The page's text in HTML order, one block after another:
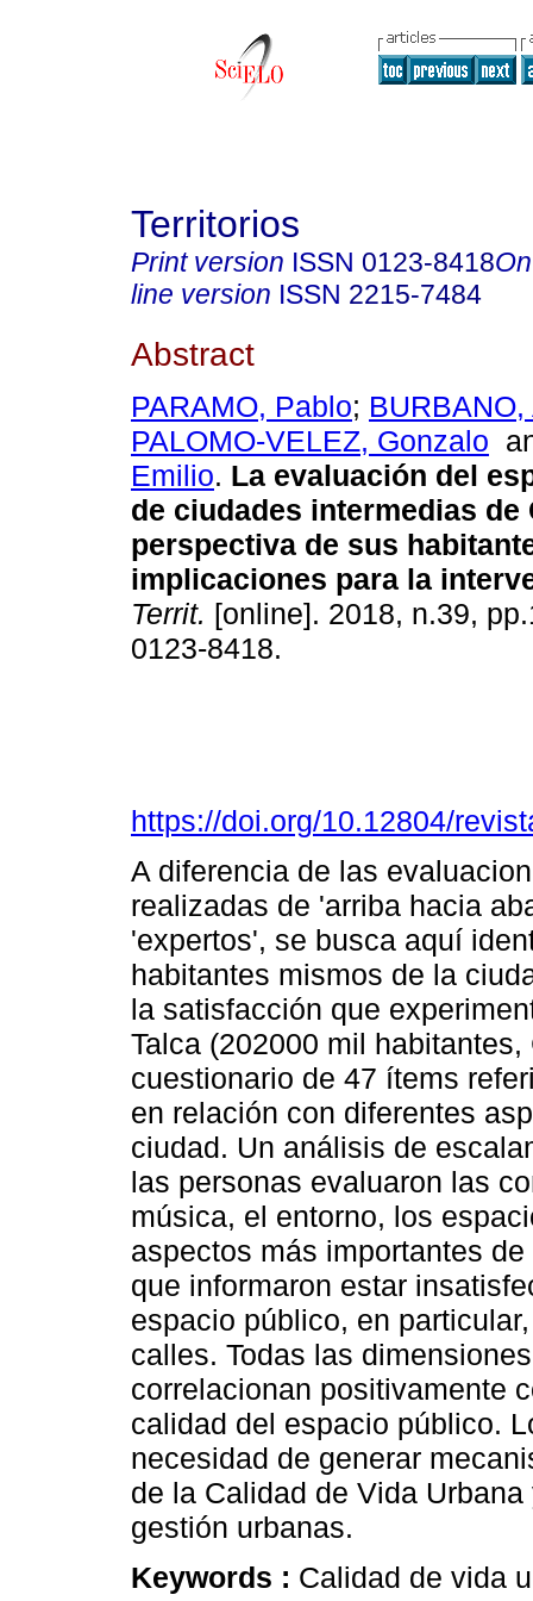
Territorios
Print version ISSN 0123-8418
line version ISSN 2215-7484
Abstract
PARAMO, Pablo;
PALOMO-VELEZ, Gonzalo
Emilio. La evaluación del
de ciudades intermedias de
perspectiva de sus
implicaciones para la
Territ. [online]. 2018, n.39,
0123-8418.
https://doi.org/10.12804/
A diferencia de las
realizadas de 'arriba hacia
'expertos', se busca aquí
habitantes mismos de la
la satisfacción que
Talca (202000 mil
cuestionario de 47 ítems
en relación con diferentes
ciudad. Un análisis de
las personas evaluaron las
música, el entorno, los
aspectos más importantes
que informaron estar
espacio público, en
calles. Todas las
correlacionan positivamente
calidad del espacio público.
necesidad de generar
de la Calidad de Vida
gestión urbanas.
Keywords : Calidad de vida